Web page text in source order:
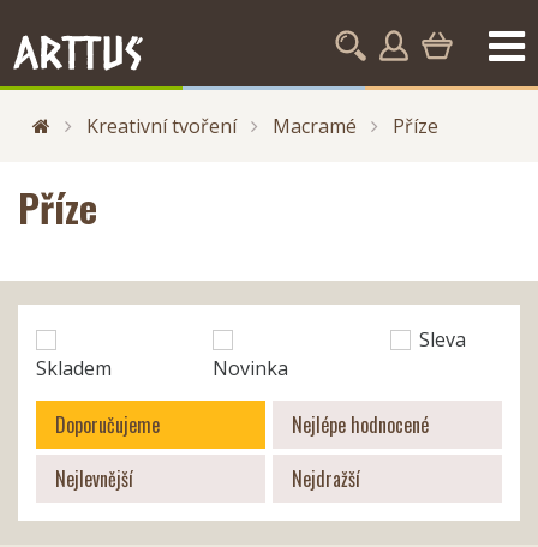
Kreativní tvoření Macramé Příze
Příze
Skladem Novinka
Sleva
Doporučujeme
Nejlépe hodnocené
Nejlevnější
Nejdražší